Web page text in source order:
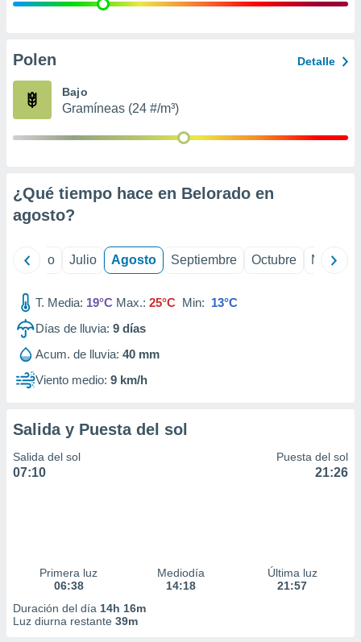
publicidad
de
Polen Detalle
Bajo
Gramíneas (24 #/m³)
¿Qué tiempo hace en Belorado en
agosto?
Junio Julio Agosto Septiembre Octubre
T. Media: 19°C Max.: 25°C Min: 13°C
Días de lluvia: 9 días
Acum. de lluvia: 40 mm
Viento medio: 9 km/h
Salida y Puesta del sol
Salida del sol
07:10
Puesta del sol
21:26
Primera luz
06:38
Mediodía
14:18
Última luz
21:57
Duración del día 14h 16m
Luz diurna restante 39m